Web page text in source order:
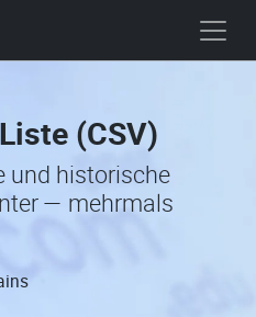
(CSV)
und historische
— mehrmals